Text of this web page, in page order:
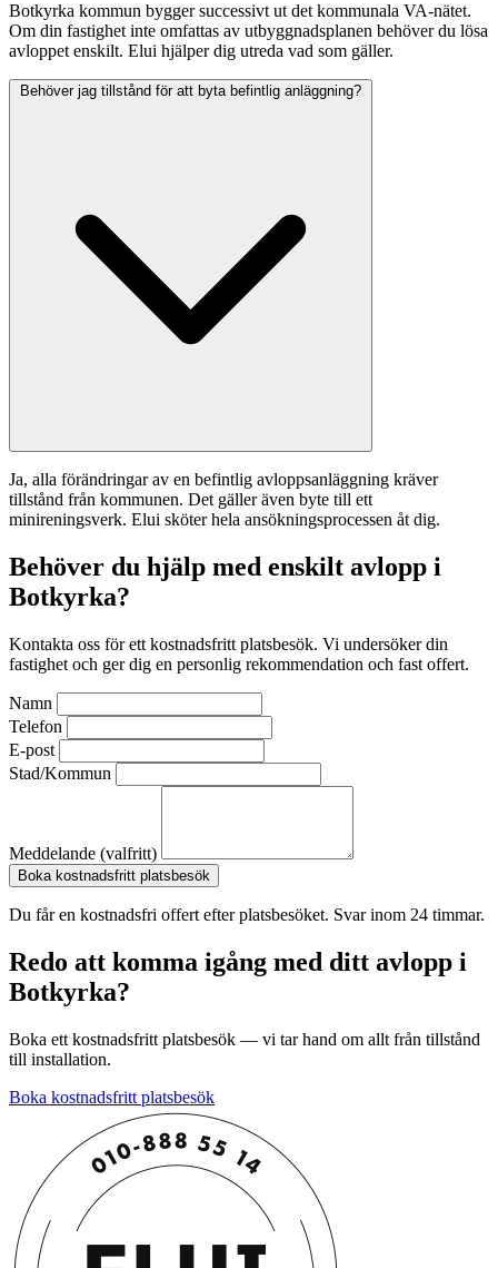
Botkyrka kommun bygger successivt ut det kommunala VA-nätet.
Om din fastighet inte omfattas av utbyggnadsplanen behöver du lösa
avloppet enskilt. Elui hjälper dig utreda vad som gäller.
Behöver jag tillstånd för att byta befintlig anläggning?
Ja, alla förändringar av en befintlig avloppsanläggning kräver
tillstånd från kommunen. Det gäller även byte till ett
minireningsverk. Elui sköter hela ansökningsprocessen åt dig.
Behöver du hjälp med enskilt avlopp i
Botkyrka?
Kontakta oss för ett kostnadsfritt platsbesök. Vi undersöker din
fastighet och ger dig en personlig rekommendation och fast offert.
Namn
Telefon
E-post
Stad/Kommun
Meddelande (valfritt)
Boka kostnadsfritt platsbesök
Du får en kostnadsfri offert efter platsbesöket. Svar inom 24 timmar.
Redo att komma igång med ditt avlopp i
Botkyrka?
Boka ett kostnadsfritt platsbesök — vi tar hand om allt från tillstånd
till installation.
Boka kostnadsfritt platsbesök